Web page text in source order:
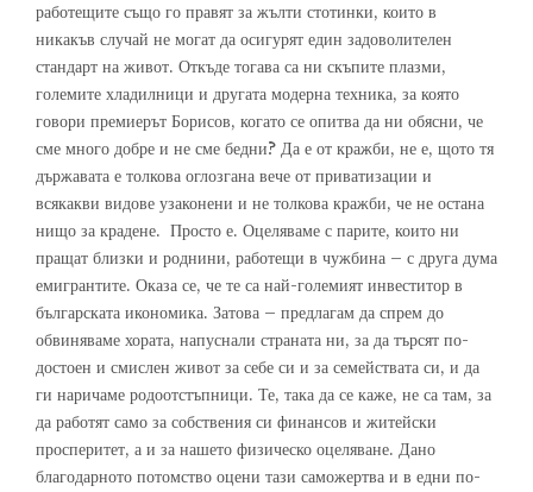
работещите също го правят за жълти стотинки, които в
никакъв случай не могат да осигурят един задоволителен
стандарт на живот. Откъде тогава са ни скъпите плазми,
големите хладилници и другата модерна техника, за която
говори премиерът Борисов, когато се опитва да ни обясни, че
сме много добре и не сме бедни? Да е от кражби, не е, щото тя
държавата е толкова оглозгана вече от приватизации и
всякакви видове узаконени и не толкова кражби, че не остана
нищо за крадене. Просто е. Оцеляваме с парите, които ни
пращат близки и роднини, работещи в чужбина – с друга дума
емигрантите. Оказа се, че те са най-големият инвеститор в
българската икономика. Затова – предлагам да спрем до
обвиняваме хората, напуснали страната ни, за да търсят по-
достоен и смислен живот за себе си и за семействата си, и да
ги наричаме родоотстъпници. Те, така да се каже, не са там, за
да работят само за собствения си финансов и житейски
просперитет, а и за нашето физическо оцеляване. Дано
благодарното потомство оцени тази саможертва и в едни по-